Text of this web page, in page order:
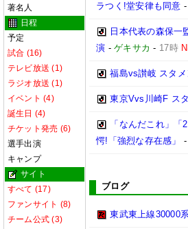
著名人
日程
予定
試合 (16)
テレビ放送 (1)
ラジオ放送 (1)
イベント (4)
誕生日 (4)
チケット発売 (6)
選手出演
キャンプ
サイト
すべて (17)
ファンサイト (8)
チーム公式 (3)
ラつく!堂安律も同意
日本代表の森保一
演 -ゲキサカ - 17時
福島vs讃岐 スタメ
東京Vvs川崎F ス
「なんだこれ」
愕!「強烈な存在感」
ブログ
東武東上線30000